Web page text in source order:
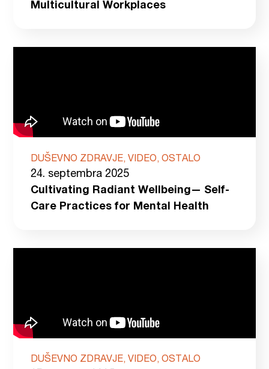
Multicultural Workplaces
DUŠEVNO ZDRAVJE, VIDEO, OSTALO
24. septembra 2025
Cultivating Radiant Wellbeing— Self-
Care Practices for Mental Health
DUŠEVNO ZDRAVJE, VIDEO, OSTALO